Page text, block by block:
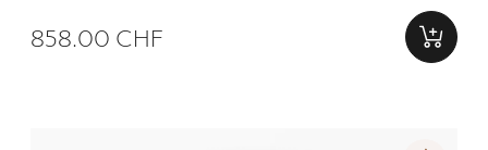
858.00 CHF